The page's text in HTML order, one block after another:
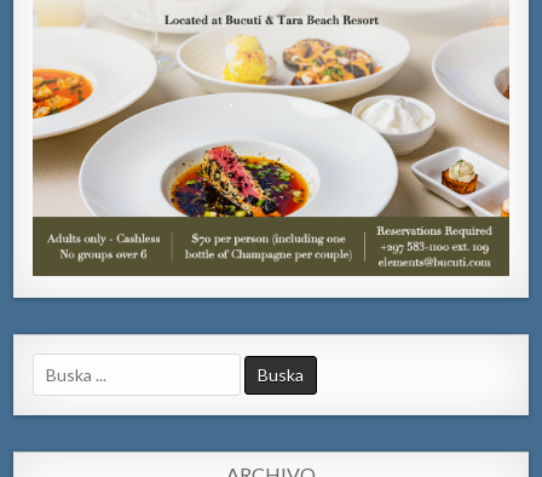
Search
for: